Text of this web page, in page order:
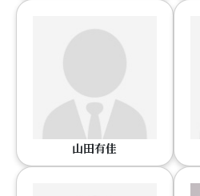
山田有佳